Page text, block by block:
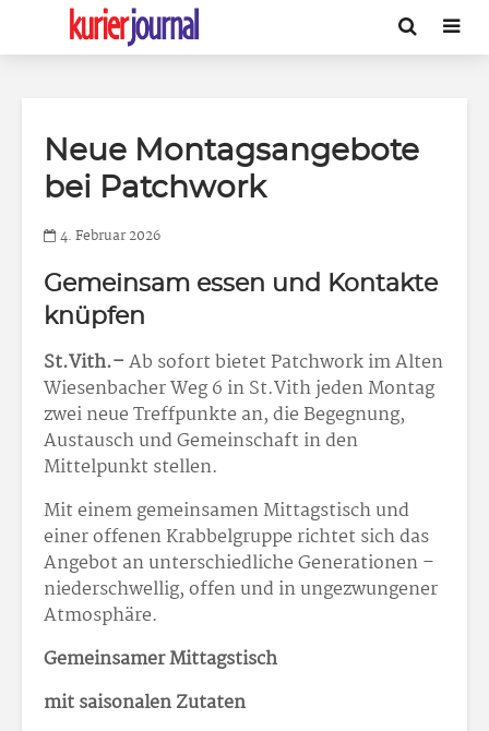
Neue Montagsangebote
bei Patchwork
4. Februar 2026
Gemeinsam essen und Kontakte
knüpfen
St.Vith.–Ab sofort bietet Patchwork im Alten
Wiesenbacher Weg 6 in St.Vith jeden Montag
zwei neue Treffpunkte an, die Begegnung,
Austausch und Gemeinschaft in den
Mittelpunkt stellen.
Mit einem gemeinsamen Mittagstisch und
einer offenen Krabbelgruppe richtet sich das
Angebot an unterschiedliche Generationen –
niederschwellig, offen und in ungezwungener
Atmosphäre.
Gemeinsamer Mittagstisch
mit saisonalen Zutaten